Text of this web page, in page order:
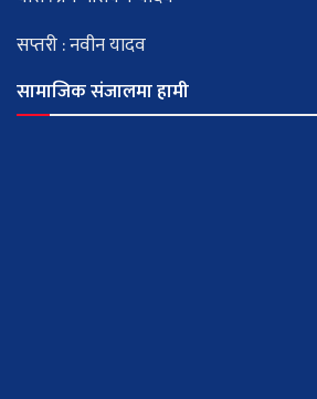
सप्तरी : नवीन यादव
सामाजिक संजालमा हामी